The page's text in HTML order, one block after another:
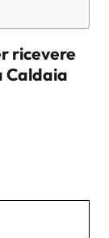
ricevere
Caldaia